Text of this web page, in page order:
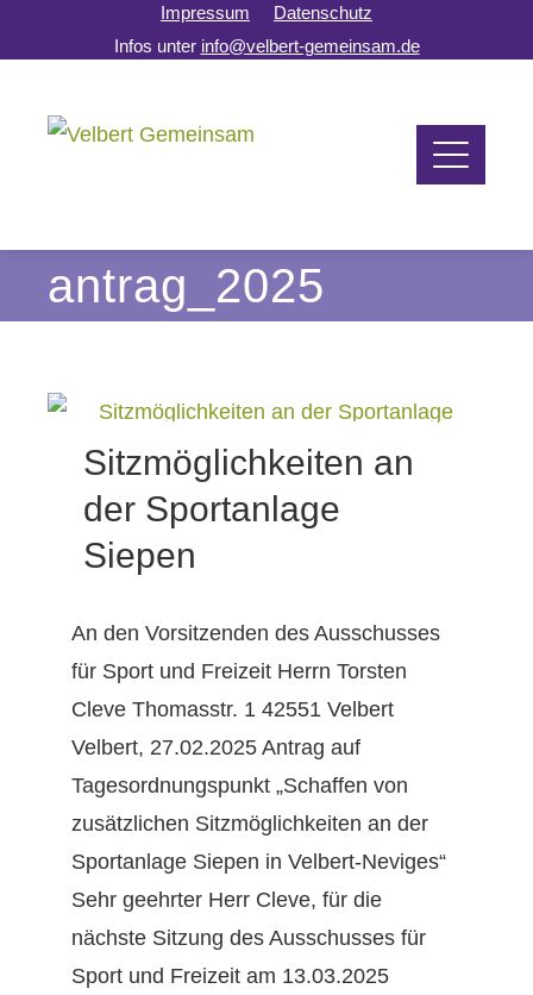
Impressum
Datenschutz
Infos unter info@velbert-gemeinsam.de
antrag_2025
Sitzmöglichkeiten an
der Sportanlage
Siepen
An den Vorsitzenden des Ausschusses
für Sport und Freizeit Herrn Torsten
Cleve Thomasstr. 1 42551 Velbert
Velbert, 27.02.2025 Antrag auf
Tagesordnungspunkt „Schaffen von
zusätzlichen Sitzmöglichkeiten an der
Sportanlage Siepen in Velbert-Neviges“
Sehr geehrter Herr Cleve, für die
nächste Sitzung des Ausschusses für
Sport und Freizeit am 13.03.2025